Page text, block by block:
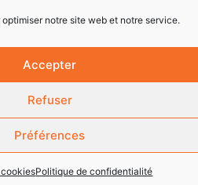
notre site web et notre service.
Accepter
Refuser
Préférences
Politique de confidentialité